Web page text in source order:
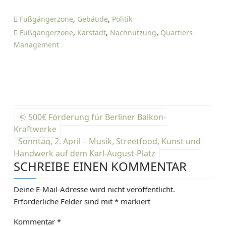
Fußgängerzone, Gebäude, Politik
Fußgängerzone, Karstadt, Nachnutzung, Quartiers-
Management
B
e
i
t
r
a
🌞 500€ Förderung für Berliner Balkon-
Kraftwerke
Sonntag, 2. April – Musik, Streetfood, Kunst und
Handwerk auf dem Karl-August-Platz
SCHREIBE EINEN KOMMENTAR
Deine E-Mail-Adresse wird nicht veröffentlicht.
Erforderliche Felder sind mit * markiert
Kommentar *